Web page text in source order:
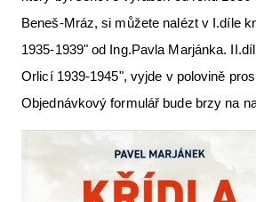
Beneš-Mráz, si můžete nalézt v I.díle
1935-1939" od Ing.Pavla Marjánka.
Orlicí 1939-1945", vyjde v polovině
Objednávkový formulář bude brzy na